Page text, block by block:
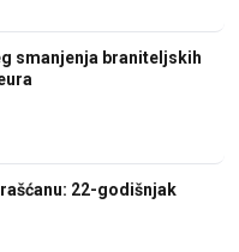
smanjenja braniteljskih
22-godišnjak